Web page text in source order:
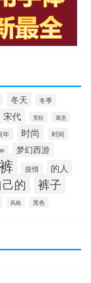
冬天 冬季
宋代 宽松 寓意
年 时尚 时间
梦幻西游
疫情 的人
的 裤子
风格 黑色